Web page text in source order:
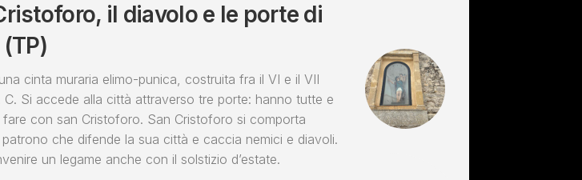
il diavolo e le porte di
cinta muraria elimo-punica, costruita fra il VI e il VII
C. Si accede alla città attraverso tre porte: hanno tutte e
con san Cristoforo. San Cristoforo si comporta
che difende la sua città e caccia nemici e diavoli.
un legame anche con il solstizio d’estate.